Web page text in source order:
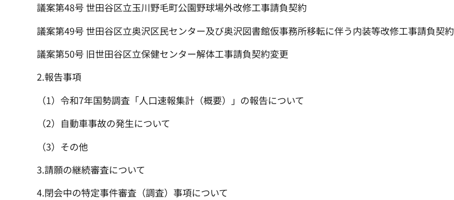
議案第48号 世田谷区立玉川野毛町公園野球場外改修工事請負契約
議案第49号 世田谷区立奥沢区民センター及び奥沢図書館仮事務所移転に伴う内装等改修工事請負契約
議案第50号 旧世田谷区立保健センター解体工事請負契約変更
2.報告事項
（1）令和7年国勢調査「人口速報集計（概要）」の報告について
（2）自動車事故の発生について
（3）その他
3.請願の継続審査について
4.閉会中の特定事件審査（調査）事項について